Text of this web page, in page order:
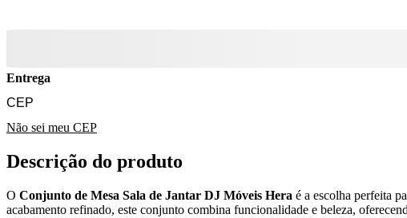
Entrega
Não sei meu CEP
Descrição do produto
O Conjunto de Mesa Sala de Jantar DJ Móveis Hera é a escolha perfeita
acabamento refinado, este conjunto combina funcionalidade e beleza,